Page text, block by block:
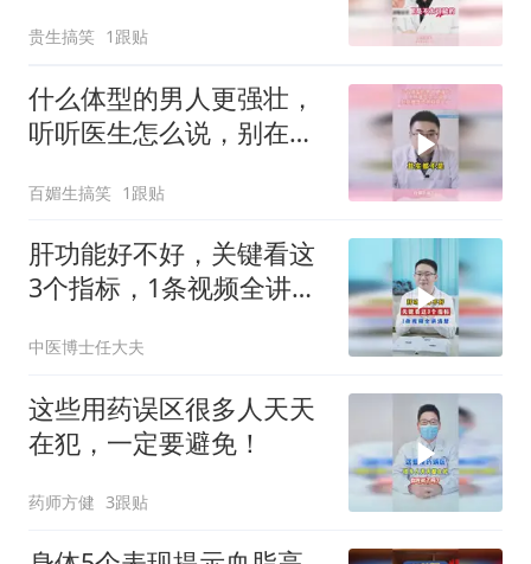
贵生搞笑 1跟贴
什么体型的男人更强壮，
听听医生怎么说，别在傻
百媚生搞笑 1跟贴
肝功能好不好，关键看这
3个指标，1条视频全讲清
中医博士任大夫
这些用药误区很多人天天
在犯，一定要避免！
药师方健 3跟贴